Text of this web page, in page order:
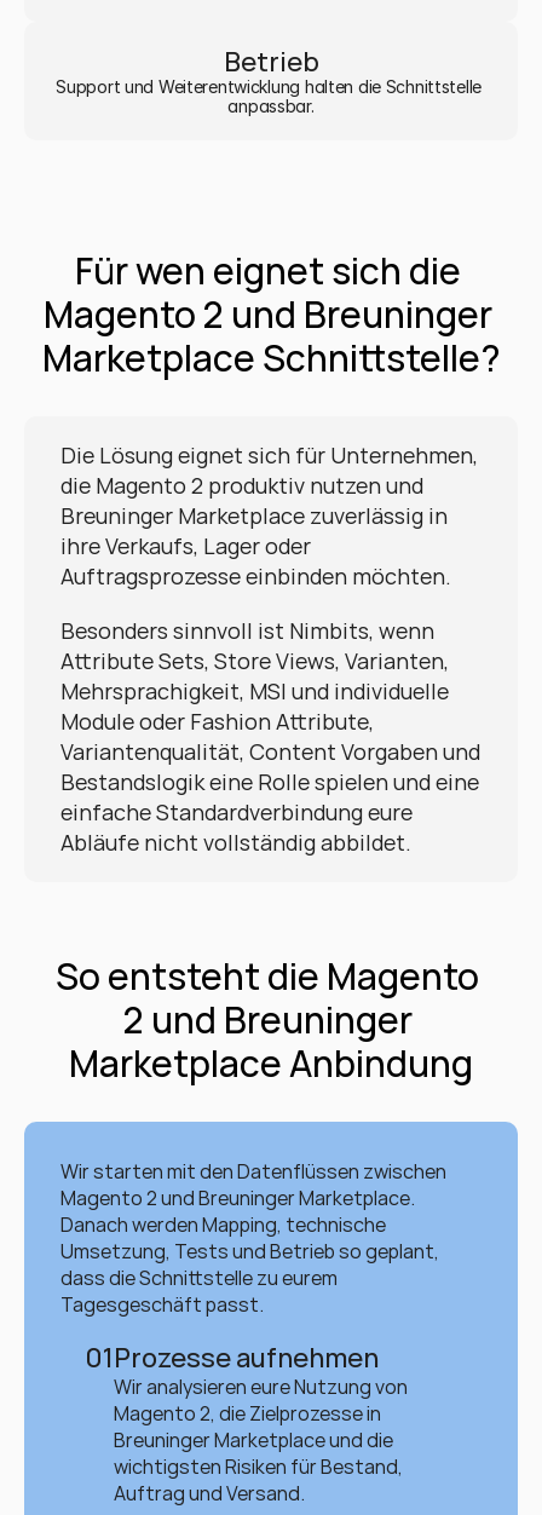
Betrieb
Support und Weiterentwicklung halten die Schnittstelle
anpassbar.
Für wen eignet sich die
Magento 2 und Breuninger
Marketplace Schnittstelle?
Die Lösung eignet sich für Unternehmen,
die Magento 2 produktiv nutzen und
Breuninger Marketplace zuverlässig in
ihre Verkaufs, Lager oder
Auftragsprozesse einbinden möchten.
Besonders sinnvoll ist Nimbits, wenn
Attribute Sets, Store Views, Varianten,
Mehrsprachigkeit, MSI und individuelle
Module oder Fashion Attribute,
Variantenqualität, Content Vorgaben und
Bestandslogik eine Rolle spielen und eine
einfache Standardverbindung eure
Abläufe nicht vollständig abbildet.
So entsteht die Magento
2 und Breuninger
Marketplace Anbindung
Wir starten mit den Datenflüssen zwischen
Magento 2 und Breuninger Marketplace.
Danach werden Mapping, technische
Umsetzung, Tests und Betrieb so geplant,
dass die Schnittstelle zu eurem
Tagesgeschäft passt.
01Prozesse aufnehmen
Wir analysieren eure Nutzung von
Magento 2, die Zielprozesse in
Breuninger Marketplace und die
wichtigsten Risiken für Bestand,
Auftrag und Versand.